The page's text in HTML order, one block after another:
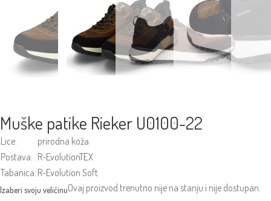
Muške patike Rieker U0100-22
Lice:
prirodna koža
Postava: R-EvolutionTEX
Tabanica: R-Evolution Soft
Ovaj proizvod trenutno nije na stanju i nije dostupan.